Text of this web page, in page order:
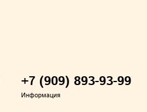
+7 (909) 893-93-99
Информация